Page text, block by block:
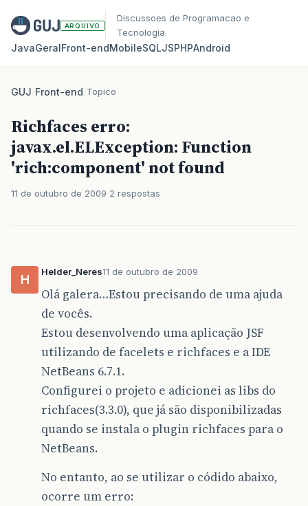
ARQUIVO
Discussoes de Programacao e
Tecnologia
JavaGeralFront‑endMobileSQLJSPHPAndroid
GUJ/Front-end/Topico
Richfaces erro:
javax.el.ELException: Function
'rich:component' not found
11 de outubro de 2009 2 respostas
H
Helder_Neres11 de outubro de 2009
Olá galera…Estou precisando de uma ajuda
de vocês.
Estou desenvolvendo uma aplicação JSF
utilizando de facelets e richfaces e a IDE
NetBeans 6.7.1.
Configurei o projeto e adicionei as libs do
richfaces(3.3.0), que já são disponibilizadas
quando se instala o plugin richfaces para o
NetBeans.
No entanto, ao se utilizar o códido abaixo,
ocorre um erro: